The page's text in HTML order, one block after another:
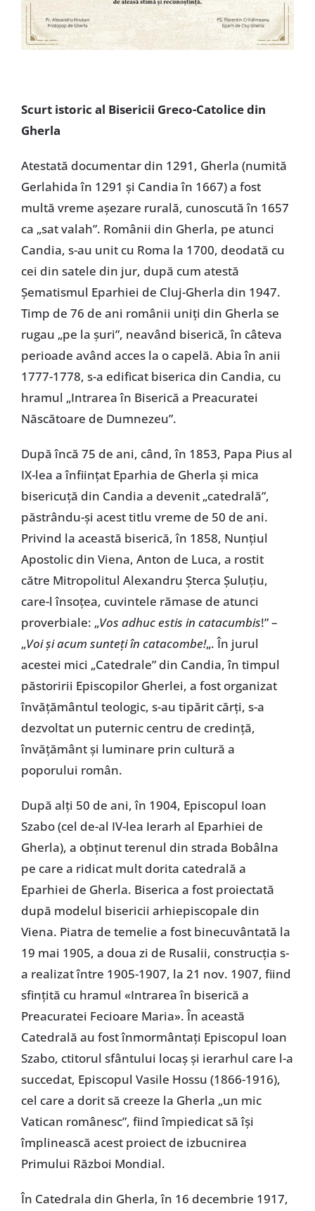
Scurt istoric al Bisericii Greco-Catolice din
Gherla
Atestată documentar din 1291, Gherla (numită
Gerlahida în 1291 și Candia în 1667) a fost
multă vreme așezare rurală, cunoscută în 1657
ca „sat valah”. Românii din Gherla, pe atunci
Candia, s-au unit cu Roma la 1700, deodată cu
cei din satele din jur, după cum atestă
Șematismul Eparhiei de Cluj-Gherla din 1947.
Timp de 76 de ani românii uniți din Gherla se
rugau „pe la șuri”, neavând biserică, în câteva
perioade având acces la o capelă. Abia în anii
1777-1778, s-a edificat biserica din Candia, cu
hramul „Intrarea în Biserică a Preacuratei
Născătoare de Dumnezeu”.
După încă 75 de ani, când, în 1853, Papa Pius al
IX-lea a înființat Eparhia de Gherla și mica
bisericuță din Candia a devenit „catedrală”,
păstrându-și acest titlu vreme de 50 de ani.
Privind la această biserică, în 1858, Nunțiul
Apostolic din Viena, Anton de Luca, a rostit
către Mitropolitul Alexandru Șterca Șuluțiu,
care-l însoțea, cuvintele rămase de atunci
proverbiale: „Vos adhuc estis in catacumbis!” –
„Voi și acum sunteți în catacombe!„. În jurul
acestei mici „Catedrale” din Candia, în timpul
păstoririi Episcopilor Gherlei, a fost organizat
învățământul teologic, s-au tipărit cărți, s-a
dezvoltat un puternic centru de credință,
învățământ și luminare prin cultură a
poporului român.
După alți 50 de ani, în 1904, Episcopul Ioan
Szabo (cel de-al IV-lea Ierarh al Eparhiei de
Gherla), a obținut terenul din strada Bobâlna
pe care a ridicat mult dorita catedrală a
Eparhiei de Gherla. Biserica a fost proiectată
după modelul bisericii arhiepiscopale din
Viena. Piatra de temelie a fost binecuvântată la
19 mai 1905, a doua zi de Rusalii, construcția s-
a realizat între 1905-1907, la 21 nov. 1907, fiind
sfințită cu hramul «Intrarea în biserică a
Preacuratei Fecioare Maria». În această
Catedrală au fost înmormântați Episcopul Ioan
Szabo, ctitorul sfântului locaș și ierarhul care l-a
succedat, Episcopul Vasile Hossu (1866-1916),
cel care a dorit să creeze la Gherla „un mic
Vatican românesc”, fiind împiedicat să își
împlinească acest proiect de izbucnirea
Primului Război Mondial.
În Catedrala din Gherla, în 16 decembrie 1917,